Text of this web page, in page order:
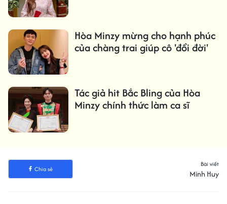
Hòa Minzy mừng cho hạnh phúc
của chàng trai giúp cô 'đổi đời'
Tác giả hit Bắc Bling của Hòa
Minzy chính thức làm ca sĩ
Chia sẻ
Bài viết
Minh Huy